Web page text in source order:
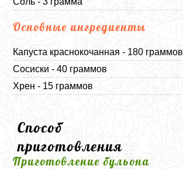
Основные ингредиенты
Капуста краснокочанная - 180 граммов
Сосиски - 40 граммов
Хрен - 15 граммов
Способ
приготовления
Приготовление бульона